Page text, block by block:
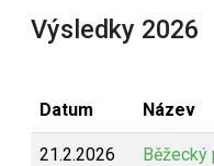
Výsledky 2026
Datum Název
21.2.2026 Běžecký